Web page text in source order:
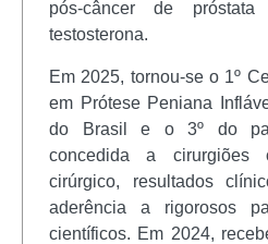
pós-câncer de
testosterona.
Em 2025, tornou-se o 1º
em Prótese Peniana
do Brasil e o 3º do
concedida a cirurgiões
cirúrgico, resultados
aderência a rigorosos
científicos. Em 2024,